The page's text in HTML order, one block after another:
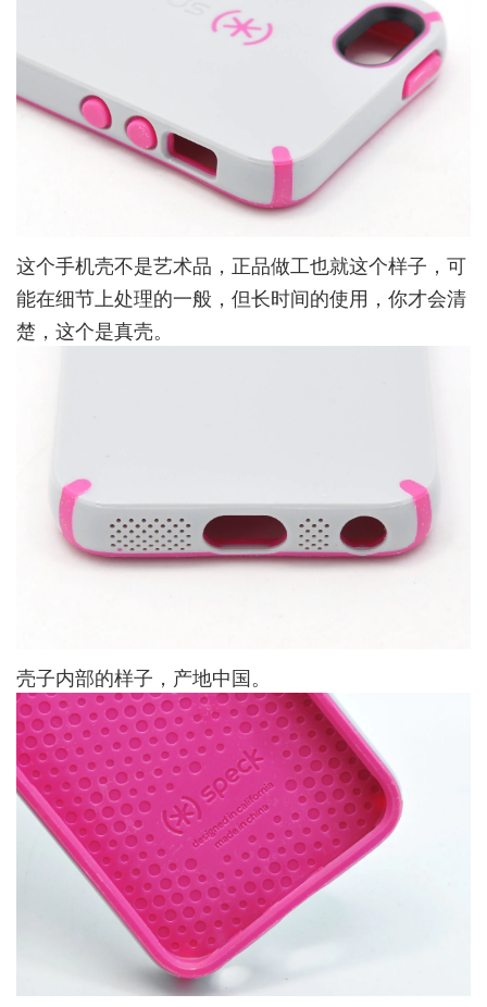
这个手机壳不是艺术品，正品做工也就这个样子，可
能在细节上处理的一般，但长时间的使用，你才会清
楚，这个是真壳。
壳子内部的样子，产地中国。